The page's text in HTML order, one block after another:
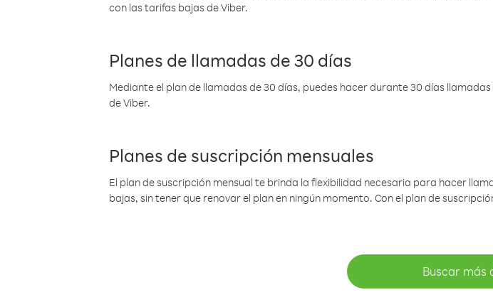
con las tarifas bajas de Viber.
Planes de llamadas de 30 días
Mediante el plan de llamadas de 30 días, puedes hacer durante 30 días
de Viber.
Planes de suscripción mensuales
El plan de suscripción mensual te brinda la flexibilidad necesaria para hacer
bajas, sin tener que renovar el plan en ningún momento. Con el plan de
Buscar más